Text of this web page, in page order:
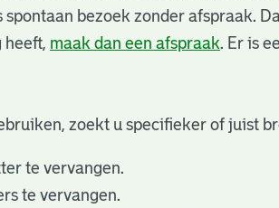
bezoek zonder afspraak.
heeft, maak dan een afspraak. Er is
zoekt u specifieker of juist
te vervangen.
te vervangen.